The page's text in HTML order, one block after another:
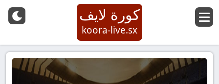
كورة لايف
koora-live.sx